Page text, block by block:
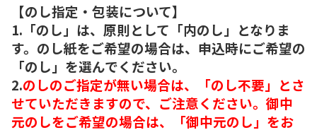
【のし指定・包装について】
1.「のし」は、原則として「内のし」となりま
す。のし紙をご希望の場合は、申込時にご希望の
「のし」を選んでください。
2.のしのご指定が無い場合は、「のし不要」とさ
せていただきますので、ご注意ください。御中
元のしをご希望の場合は、「御中元のし」をお